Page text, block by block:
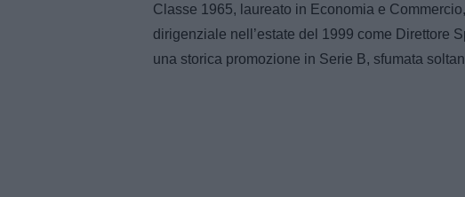
Classe 1965, laureato in Economia e
dirigenziale nell’estate del 1999 come Direttore
una storica promozione in Serie B, sfumata